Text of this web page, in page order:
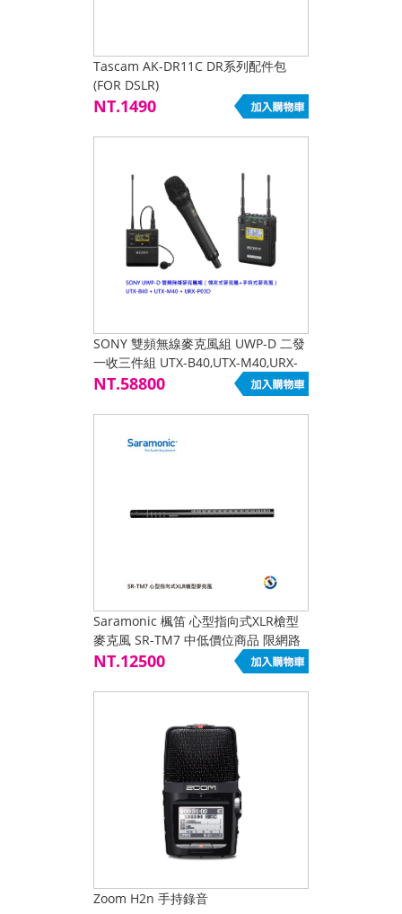
Tascam AK-DR11C DR系列配件包
(FOR DSLR)
NT.1490
SONY 雙頻無線麥克風組 UWP-D 二發
一收三件組 UTX-B40,UTX-M40,URX-
P03D 兩組發射可同時接收
NT.58800
Saramonic 楓笛 心型指向式XLR槍型
麥克風 SR-TM7 中低價位商品 限網路
下單
NT.12500
Zoom H2n 手持錄音